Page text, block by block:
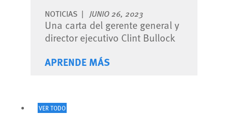
NOTICIAS JUNIO 26, 2023
Una carta del gerente general y
director ejecutivo Clint Bullock
APRENDE MÁS
VER TODO